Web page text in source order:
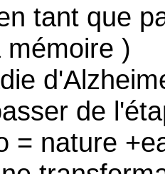
tant que
)
de
= nature